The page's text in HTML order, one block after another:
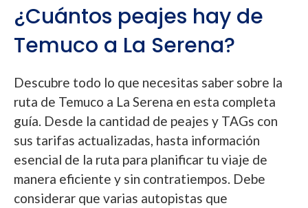
¿Cuántos peajes hay de
Temuco a La Serena?
Descubre todo lo que necesitas saber sobre la
ruta de Temuco a La Serena en esta completa
guía. Desde la cantidad de peajes y TAGs con
sus tarifas actualizadas, hasta información
esencial de la ruta para planificar tu viaje de
manera eficiente y sin contratiempos. Debe
considerar que varias autopistas que